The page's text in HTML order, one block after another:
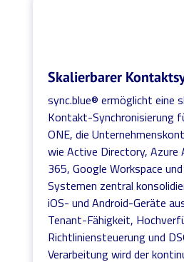
Skalierbarer
sync.blue® ermöglicht eine
Kontakt-Synchronisierung
ONE, die
wie Active Directory,
365, Google Workspace
Systemen zentral
iOS- und Android-Geräte
Tenant-Fähigkeit,
Richtliniensteuerung und
Verarbeitung wird der